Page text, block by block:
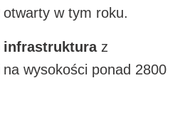
w tym roku.
infrastrukturaz
wysokości ponad 2800